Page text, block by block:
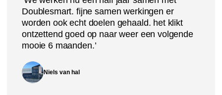
Doublesmart. fijne samen werkingen er
worden ook echt doelen gehaald. het klikt
ontzettend goed op naar weer een volgende
mooie 6 maanden.’
Niels van hal